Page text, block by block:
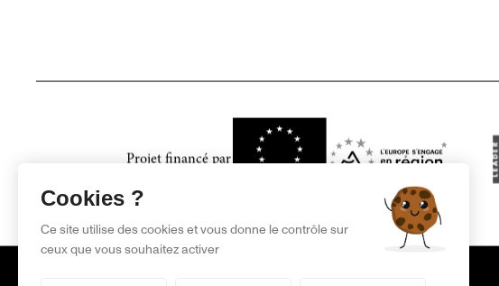
Projet financé par
Cookies ?
Ce site utilise des cookies et vous donne le contrôle sur
ceux que vous souhaitez activer